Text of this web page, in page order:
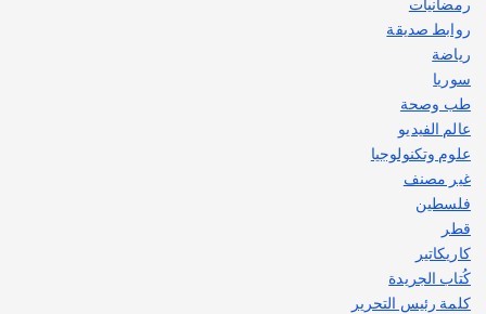
روابط صديقة
رياضة
سوريا
طب وصحة
عالم الفيديو
علوم وتكنولوجيا
غير مصنف
فلسطين
قطر
كاريكاتير
كُتاب الجريدة
كلمة رئيس التحرير